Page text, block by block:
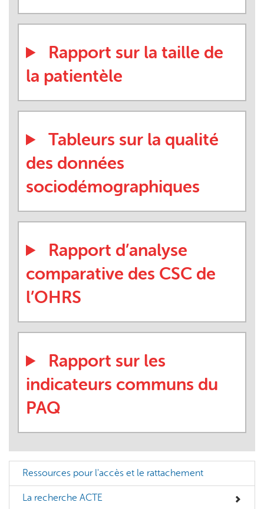
Rapport sur la taille de
la patientèle
Tableurs sur la qualité
des données
sociodémographiques
Rapport d’analyse
comparative des CSC de
l’OHRS
Rapport sur les
indicateurs communs du
PAQ
Ressources pour l'accès et le rattachement
La recherche ACTE